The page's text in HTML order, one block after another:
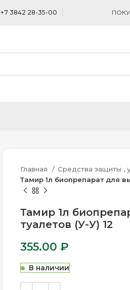
+7 3842 28-35-00
Главная
Средства защиты ,
Тамир 1л биопрепарат для
Тамир 1л
туалетов (У-У) 12
355.00 ₽
В наличии